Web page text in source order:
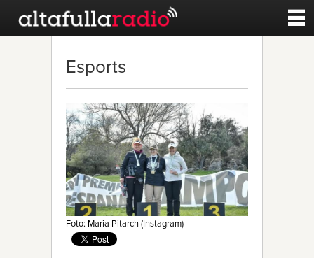
Esports
Noticies
Qui Som
Esports
Foto: Maria Pitarch (Instagram)